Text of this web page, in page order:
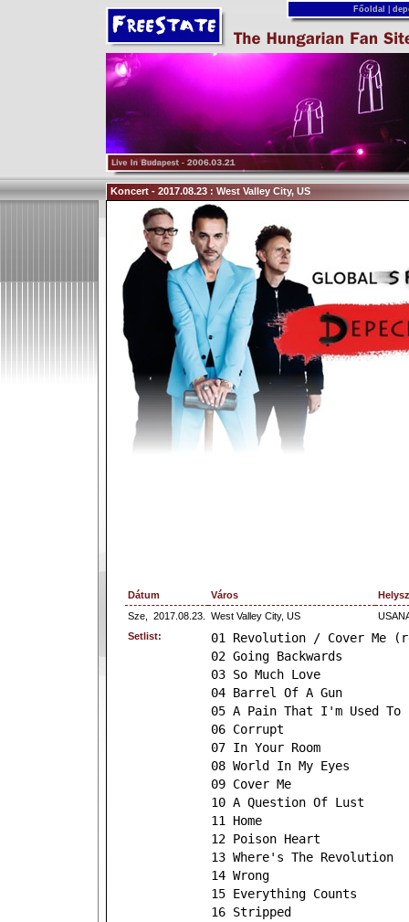
Főoldal
Koncert - 2017.08.23 : West Valley City, US
Dátum Város
Sze,
2017.08.23. West Valley City, US
Setlist:
01 Revolution / Cover Me
02 Going Backwards
03 So Much Love
04 Barrel Of A Gun
05 A Pain That I'm Used To
06 Corrupt
07 In Your Room
08 World In My Eyes
09 Cover Me
10 A Question Of Lust
11 Home
12 Poison Heart
13 Where's The Revolution
14 Wrong
15 Everything Counts
16 Stripped